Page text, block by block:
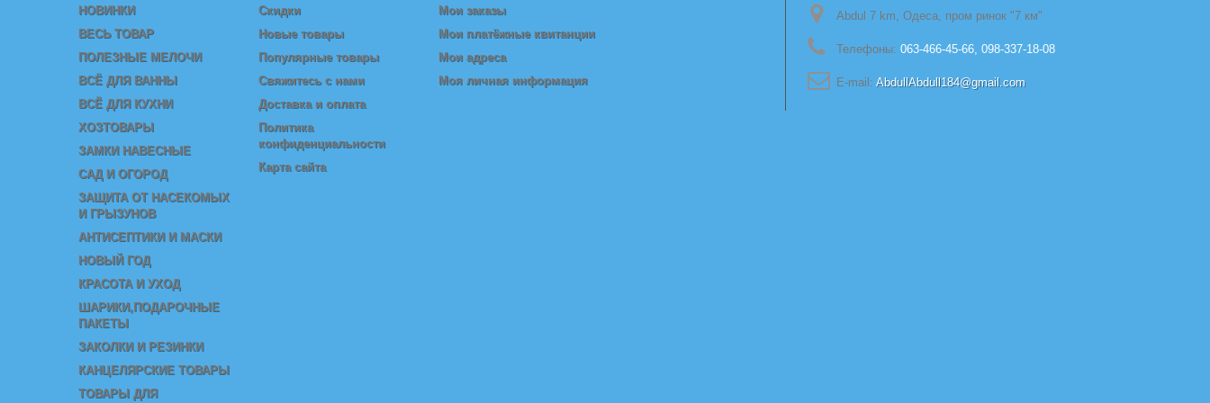
НОВИНКИ
ВЕСЬ ТОВАР
ПОЛЕЗНЫЕ МЕЛОЧИ
ВСЁ ДЛЯ ВАННЫ
ВСЁ ДЛЯ КУХНИ
ХОЗТОВАРЫ
ЗАМКИ НАВЕСНЫЕ
САД И ОГОРОД
ЗАЩИТА ОТ НАСЕКОМЫХ
И ГРЫЗУНОВ
АНТИСЕПТИКИ И МАСКИ
НОВЫЙ ГОД
КРАСОТА И УХОД
ШАРИКИ,ПОДАРОЧНЫЕ
ПАКЕТЫ
ЗАКОЛКИ И РЕЗИНКИ
КАНЦЕЛЯРСКИЕ ТОВАРЫ
ТОВАРЫ ДЛЯ
Скидки
Новые товары
Популярные товары
Свяжитесь с нами
Доставка и оплата
Политика
конфиденциальности
Карта сайта
Мои заказы
Мои платёжные квитанции
Мои адреса
Моя личная информация
Abdul 7 km, Одеса, пром ринок "7 км"
Телефоны: 063-466-45-66, 098-337-18-08
E-mail: AbdullAbdull184@gmail.com